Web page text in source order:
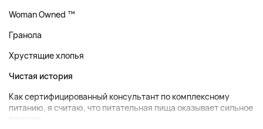
Woman Owned ™
Гранола
Хрустящие хлопья
Чистая история
Как сертифицированный консультант по комплексному
питанию, я считаю, что питательная пища оказывает сильное
влияние...